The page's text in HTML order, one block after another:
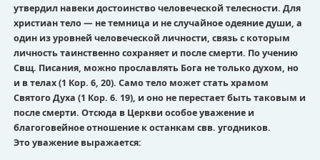
утвердил навеки достоинство человеческой телесности. Для
христиан тело — не темница и не случайное одеяние души, а
один из уровней человеческой личности, связь с которым
личность таинственно сохраняет и после смерти. По учению
Свщ. Писания, можно прославлять Бога не только духом, но
и в телах (1 Кор. 6, 20). Само тело может стать храмом
Святого Духа (1 Кор. 6. 19), и оно не перестает быть таковым и
после смерти. Отсюда в Церкви особое уважение и
благоговейное отношение к останкам свв. угодников.
Это уважение выражается: